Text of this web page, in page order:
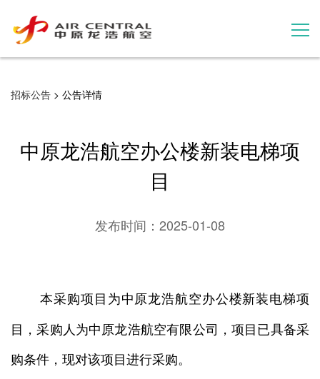
用户案例
招标公告 > 公告详情
中原龙浩航空办公楼新装电梯项
目
发布时间： 2025-01-08
本采购项目为中原龙浩航空办公楼新装电梯项
目，采购人为中原龙浩航空有限公司，项目已具备采
购条件，现对该项目进行采购。